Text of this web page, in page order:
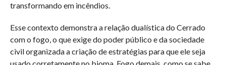
transformando em incêndios.
Esse contexto demonstra a relação dualística do Cerrado
com o fogo, o que exige do poder público e da sociedade
civil organizada a criação de estratégias para que ele seja